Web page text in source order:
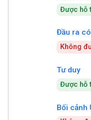
Được hỗ
Đầu ra
Không
Tư duy
Được hỗ
Bối cảnh